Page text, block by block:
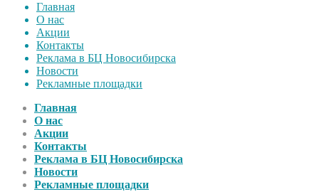
Главная
О нас
Акции
Контакты
Реклама в БЦ Новосибирска
Новости
Рекламные площадки
Главная
О нас
Акции
Контакты
Реклама в БЦ Новосибирска
Новости
Рекламные площадки